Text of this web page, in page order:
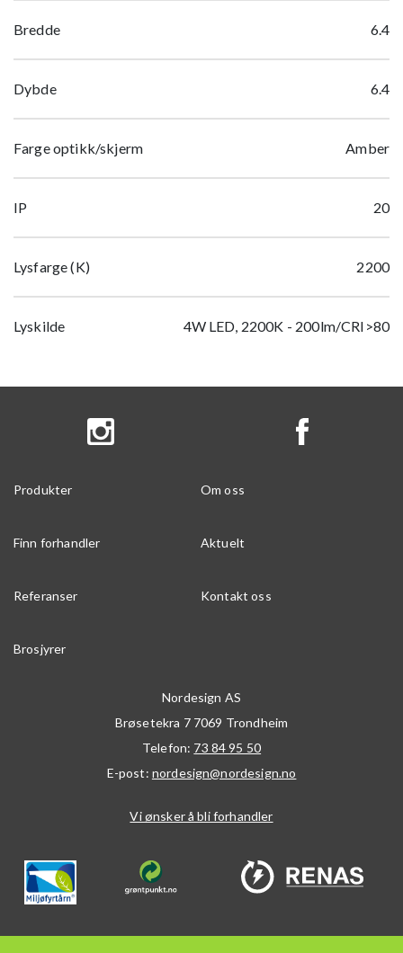
Bredde 6.4
Dybde 6.4
Farge optikk/skjerm Amber
IP 20
Lysfarge (K) 2200
Lyskilde 4W LED, 2200K - 200lm/CRI>80
Produkter Om oss
Finn forhandler Aktuelt
Referanser Kontakt oss
Brosjyrer
Nordesign AS
Brøsetekra 7 7069 Trondheim
Telefon: 73 84 95 50
E-post: nordesign@nordesign.no
Vi ønsker å bli forhandler